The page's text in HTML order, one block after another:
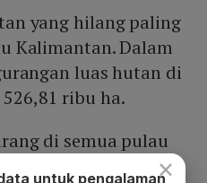
yang hilang paling
Kalimantan. Dalam
luas hutan di
ribu ha.
di semua pulau
seperti terlihat
×
untuk pengalaman